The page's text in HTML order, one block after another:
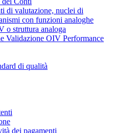
di valutazione, nuclei di
con funzioni analoghe
o struttura analoga
Validazione OIV Performance
di qualità
dei pagamenti